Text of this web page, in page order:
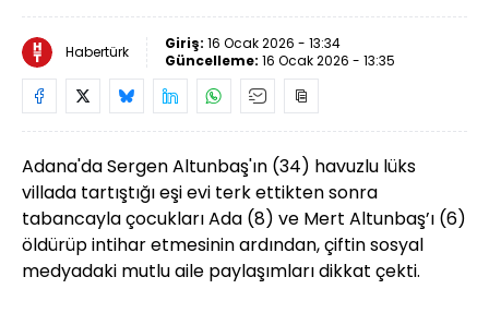
Habertürk Giriş: 16 Ocak 2026 - 13:34
Güncelleme: 16 Ocak 2026 - 13:35
Adana'da Sergen Altunbaş'ın (34) havuzlu lüks
villada tartıştığı eşi evi terk ettikten sonra
tabancayla çocukları Ada (8) ve Mert Altunbaş’ı (6)
öldürüp intihar etmesinin ardından, çiftin sosyal
medyadaki mutlu aile paylaşımları dikkat çekti.